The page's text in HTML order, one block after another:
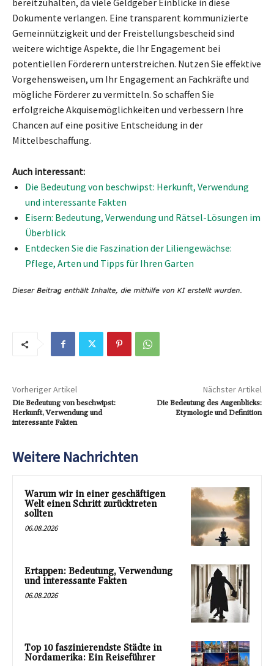
Dokumente verlangen. Eine transparent kommunizierte
Gemeinnützigkeit und der Freistellungsbescheid sind
weitere wichtige Aspekte, die Ihr Engagement bei
potentiellen Förderern unterstreichen. Nutzen Sie effektive
Vorgehensweisen, um Ihr Engagement an Fachkräfte und
mögliche Förderer zu vermitteln. So schaffen Sie
erfolgreiche Akquisemöglichkeiten und verbessern Ihre
Chancen auf eine positive Entscheidung in der
Mittelbeschaffung.
Auch interessant:
Die Bedeutung von beschwipst: Herkunft, Verwendung
und interessante Fakten
Eisern: Bedeutung, Verwendung und Rätsel-Lösungen im
Überblick
Entdecken Sie die Faszination der Liliengewächse:
Pflege, Arten und Tipps für Ihren Garten
Vorheriger Artikel
Die Bedeutung von beschwipst:
Herkunft, Verwendung und
interessante Fakten
Nächster Artikel
Die Bedeutung des Augenblicks:
Etymologie und Definition
Weitere Nachrichten
Warum wir in einer geschäftigen
Welt einen Schritt zurücktreten
sollten
06.08.2026
Ertappen: Bedeutung, Verwendung
und interessante Fakten
06.08.2026
Top 10 faszinierendste Städte in
Nordamerika: Ein Reiseführer